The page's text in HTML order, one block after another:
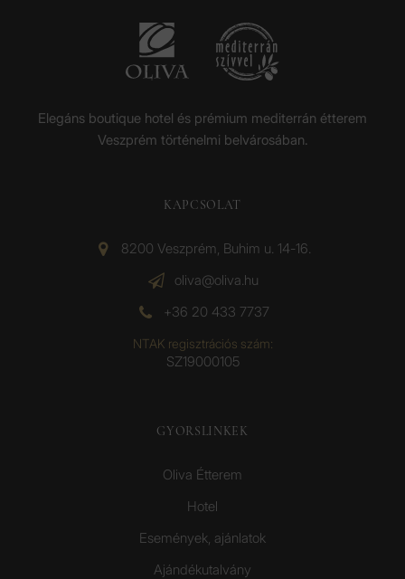
Elegáns boutique hotel és prémium mediterrán étterem
Veszprém történelmi belvárosában.
KAPCSOLAT
8200 Veszprém, Buhim u. 14-16.
oliva@oliva.hu
+36 20 433 7737
NTAK regisztrációs szám:
SZ19000105
GYORSLINKEK
Oliva Étterem
Hotel
Események, ajánlatok
Ajándékutalvány